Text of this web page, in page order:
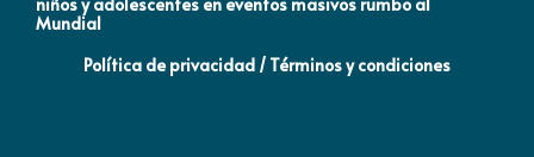
Mundial
Política de privacidad / Términos y condiciones